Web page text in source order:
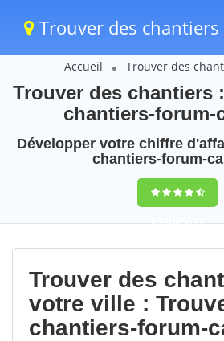
Trouver des chantiers
Accueil Trouver des
Trouver des chantiers
chantiers-forum-
Développer votre chiffre
chantiers-forum-
9,5(100%)75
votes
Trouver des
votre ville :
chantiers-forum-